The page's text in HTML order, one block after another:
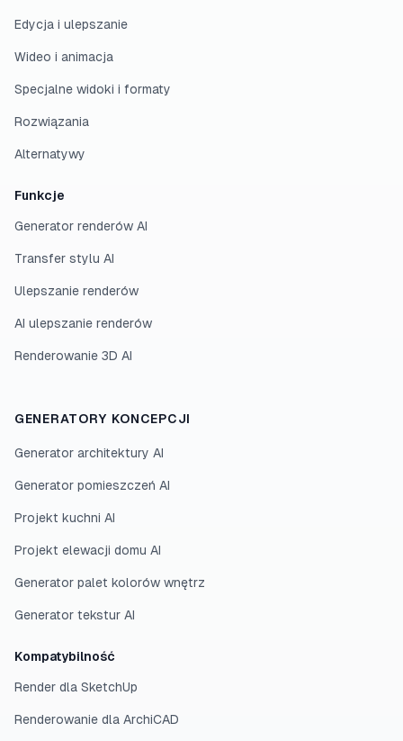
Edycja i ulepszanie
Wideo i animacja
Specjalne widoki i formaty
Rozwiązania
Alternatywy
Funkcje
Generator renderów AI
Transfer stylu AI
Ulepszanie renderów
AI ulepszanie renderów
Renderowanie 3D AI
GENERATORY KONCEPCJI
Generator architektury AI
Generator pomieszczeń AI
Projekt kuchni AI
Projekt elewacji domu AI
Generator palet kolorów wnętrz
Generator tekstur AI
Kompatybilność
Render dla SketchUp
Renderowanie dla ArchiCAD